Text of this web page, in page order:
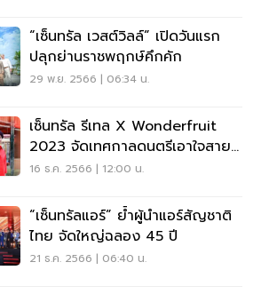
“เซ็นทรัล เวสต์วิลล์” เปิดวันแรก
ปลุกย่านราชพฤกษ์คึกคัก
29 พ.ย. 2566 | 06:34 น.
เซ็นทรัล รีเทล X Wonderfruit
2023 จัดเทศกาลดนตรีเอาใจสายก
รีน
16 ธ.ค. 2566 | 12:00 น.
“เซ็นทรัลแอร์” ย้ำผู้นำแอร์สัญชาติ
ไทย จัดใหญ่ฉลอง 45 ปี
21 ธ.ค. 2566 | 06:40 น.